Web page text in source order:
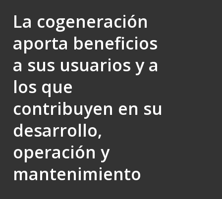
La cogeneración
aporta beneficios
a sus usuarios y a
los que
contribuyen en su
desarrollo,
operación y
mantenimiento